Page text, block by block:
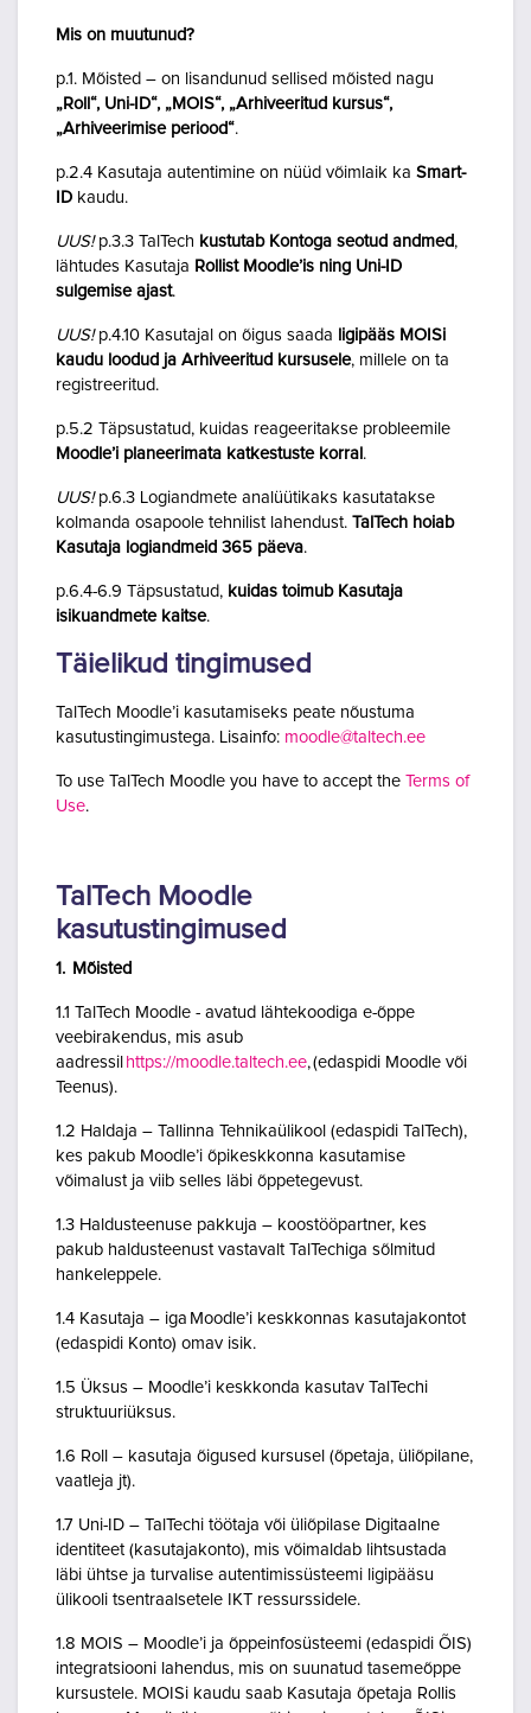
Mis on muutunud?
p.1. Mõisted – on lisandunud sellised mõisted nagu
„Roll“, Uni-ID“, „MOIS“, „Arhiveeritud kursus“,
„Arhiveerimise periood“.
p.2.4 Kasutaja autentimine on nüüd võimlaik ka Smart-
ID kaudu.
UUS!p.3.3 TalTech kustutab Kontoga seotud andmed,
lähtudes Kasutaja Rollist Moodle’is ning Uni-ID
sulgemise ajast.
UUS!p.4.10 Kasutajal on õigus saada ligipääs MOISi
kaudu loodud ja Arhiveeritud kursusele, millele on ta
registreeritud.
p.5.2 Täpsustatud, kuidas reageeritakse probleemile
Moodle’i planeerimata katkestuste korral .
UUS!p.6.3 Logiandmete analüütikaks kasutatakse
kolmanda osapoole tehnilist lahendust. TalTech hoiab
Kasutaja logiandmeid 365 päeva.
p.6.4-6.9 Täpsustatud, kuidas toimub Kasutaja
isikuandmete kaitse.
Täielikud tingimused
TalTech Moodle’i kasutamiseks peate nõustuma
kasutustingimustega. Lisainfo: moodle@taltech.ee
To use TalTech Moodle you have to accept the Terms of
Use.
TalTech Moodle
kasutustingimused
1. Mõisted
1.1 TalTech Moodle - avatud lähtekoodiga e-õppe
veebirakendus, mis asub
aadressil https://moodle.taltech.ee, (edaspidi Moodle või
Teenus).
1.2 Haldaja – Tallinna Tehnikaülikool (edaspidi TalTech),
kes pakub Moodle’i õpikeskkonna kasutamise
võimalust ja viib selles läbi õppetegevust.
1.3 Haldusteenuse pakkuja – koostööpartner, kes
pakub haldusteenust vastavalt TalTechiga sõlmitud
hankeleppele.
1.4 Kasutaja – iga Moodle’i keskkonnas kasutajakontot
(edaspidi Konto) omav isik.
1.5 Üksus – Moodle’i keskkonda kasutav TalTechi
struktuuriüksus.
1.6 Roll – kasutaja õigused kursusel (õpetaja, üliõpilane,
vaatleja jt).
1.7 Uni-ID – TalTechi töötaja või üliõpilase Digitaalne
identiteet (kasutajakonto), mis võimaldab lihtsustada
läbi ühtse ja turvalise autentimissüsteemi ligipääsu
ülikooli tsentraalsetele IKT ressurssidele.
1.8 MOIS – Moodle’i ja õppeinfosüsteemi (edaspidi ÕIS)
integratsiooni lahendus, mis on suunatud tasemeõppe
kursustele. MOISi kaudu saab Kasutaja õpetaja Rollis